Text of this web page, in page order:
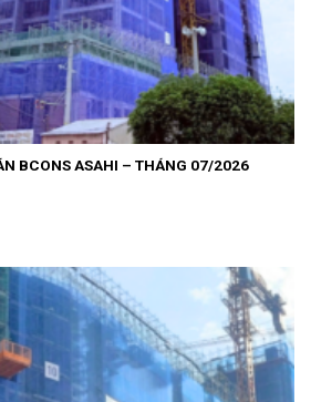
BCONS ASAHI – THÁNG 07/2026